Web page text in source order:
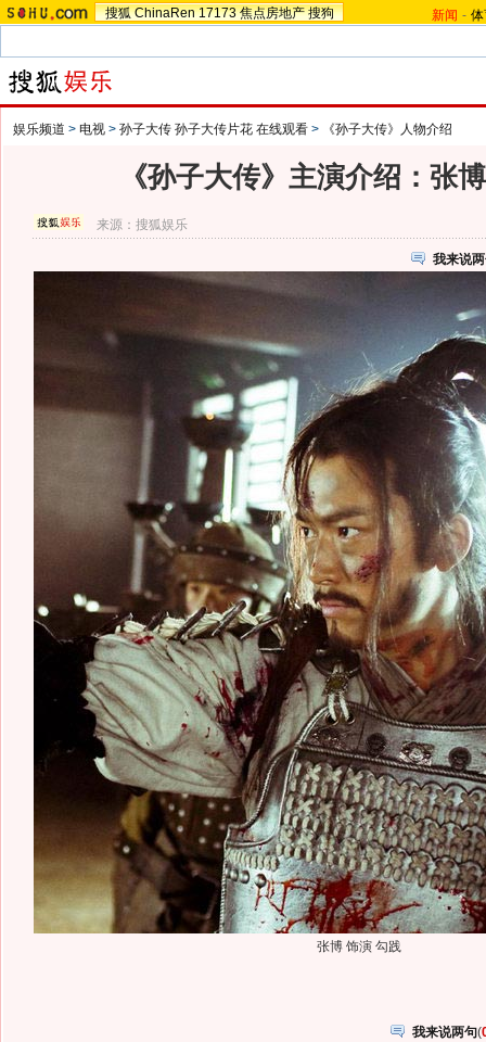
搜狐 ChinaRen 17173 焦点房地产 搜狗 新闻 -
娱乐频道 > 电视 > 孙子大传 孙子大传片花 在线观看 > 《孙子大传》人物介绍
《孙子大传》主演介绍：张
来源：搜狐娱乐
我来说
张博 饰演 勾践
我来说两句(